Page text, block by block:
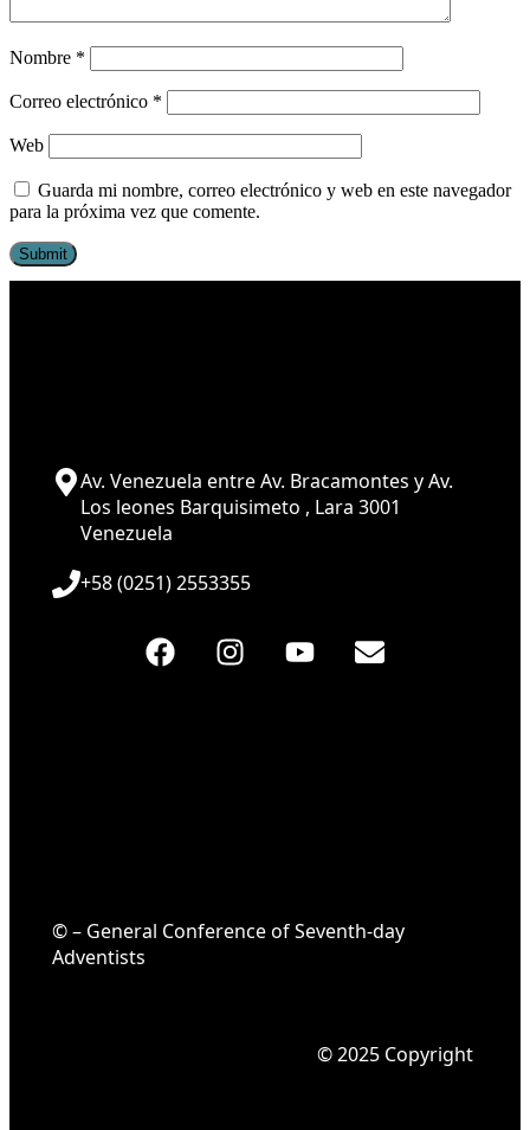
Nombre *
Correo electrónico *
Web
Guarda mi nombre, correo electrónico y web en este navegador
para la próxima vez que comente.
Av. Venezuela entre Av. Bracamontes y Av.
Los leones Barquisimeto , Lara 3001
Venezuela
+58 (0251) 2553355
© – General Conference of Seventh-day
Adventists
© 2025 Copyright